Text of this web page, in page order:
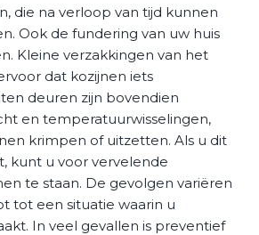
die na verloop van tijd kunnen
Ook de fundering van uw huis
Kleine verzakkingen van het
dat kozijnen iets
deuren zijn bovendien
en temperatuurwisselingen,
krimpen of uitzetten. Als u dit
kunt u voor vervelende
te staan. De gevolgen variëren
tot een situatie waarin u
In veel gevallen is preventief